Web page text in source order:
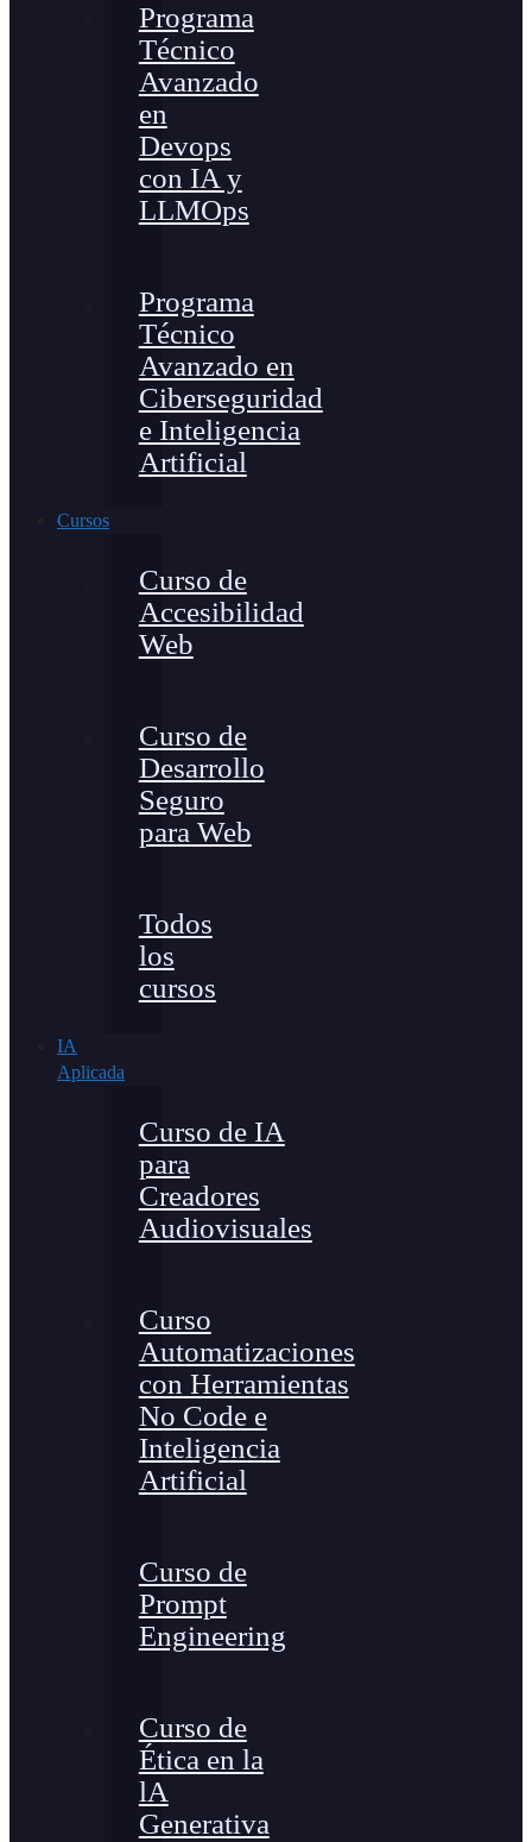
Programa
Técnico
Avanzado
en
Devops
con IA y
LLMOps
Programa
Técnico
Avanzado en
Ciberseguridad
e Inteligencia
Artificial
Cursos
Curso de
Accesibilidad
Web
Curso de
Desarrollo
Seguro
para Web
Todos
los
cursos
IA
Aplicada
Curso de IA
para
Creadores
Audiovisuales
Curso
Automatizaciones
con Herramientas
No Code e
Inteligencia
Artificial
Curso de
Prompt
Engineering
Curso de
Ética en la
lA
Generativa